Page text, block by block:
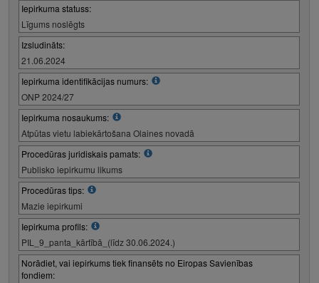
Iepirkuma statuss:
Līgums noslēgts
Izsludināts:
21.06.2024
Iepirkuma identifikācijas numurs:
ONP 2024/27
Iepirkuma nosaukums:
Atpūtas vietu labiekārtošana Olaines novadā
Procedūras juridiskais pamats:
Publisko iepirkumu likums
Procedūras tips:
Mazie iepirkumi
Iepirkuma profils:
PIL_9_panta_kārtībā_(līdz 30.06.2024.)
Norādiet, vai iepirkums tiek finansēts no Eiropas Savienības
fondiem: